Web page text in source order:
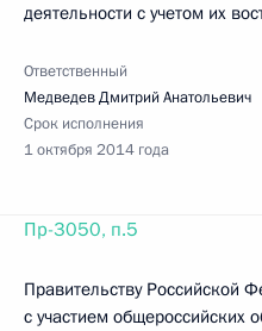
деятельности с учетом их
Ответственный
Медведев Дмитрий Анатольевич
Срок исполнения
1 октября 2014 года
Пр-3050, п.5
Правительству Российской
с участием общероссийских